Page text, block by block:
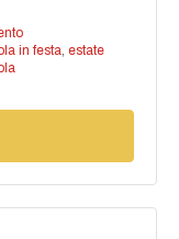
in festa, estate